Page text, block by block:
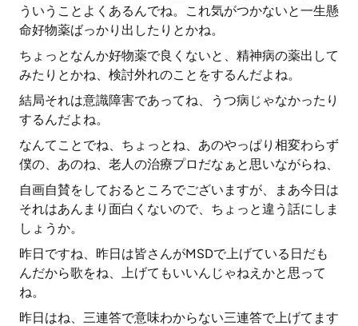
ういうことよくあるんでね。これ気がつかないと一生懸
命好物薬ばっかり出したりとかね。
ちょっとなんか好物薬で良くないと、精神病の薬出して
みたりとかね、検討外れのことをするんだよね。
結局それは意識障害であってね、うつ病じゃなかったり
するんだよね。
なんてことでね、ちょっとね、あのやっぱり相変わらず
僕の、あのね、老人の治療プロだなぁと思いながらね、
自画自賛をしておるところでございますが、まあ今日は
それはあんまり面白くないので、ちょっと違う話にしま
しょうか。
昨日ですね、昨日は皆さんがMSDで上げている日だも
んだから歌をね、上げてもいいんじゃねえかと思って
ね。
昨日はね、三連答で意味わからない三連答で上げてます